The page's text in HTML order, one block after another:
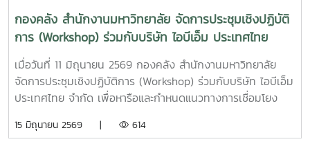
เกี่ยวกับหลักการคำนวณต้นทุนผลผลิต การวิเคราะห์ข้อมูลต้นทุน
และแนวทางการนำข้อมูลต้นทุนไปใช้สนับสนุนการบริหารจัดการ
ทรัพยากรของมหาวิทยาลัยให้เกิดประสิทธิภาพและความคุ้มค่า
สูงสุดส่วนการอบรมภาคบ่ายได้รับเกียรติจาก ผู้ช่วยศาสตราจารย์
ดร.กชพร ศิริโภคากิจ เป็นวิทยากรบรรยายในหัวข้อ “การจัดทำ
รายงานทางการเงิน” เพื่อสร้างความรู้ความเข้าใจเกี่ยวกับหลัก
หน่วยงาน รวมถึงการจัดเตรียมข้อมูลและเอกสารประกอบที่
กองคลัง สำนักงานมหาวิทยาลัย จัดการประชุมเชิงปฏิบัติ
การ (Workshop) ร่วมกับบริษัท ไอบีเอ็ม ประเทศไทย
จำกัด
เมื่อวันที่ 11 มิถุนายน 2569 กองคลัง สำนักงานมหาวิทยาลัย
จัดการประชุมเชิงปฏิบัติการ (Workshop) ร่วมกับบริษัท ไอบีเอ็ม
ประเทศไทย จำกัด เพื่อหารือและกำหนดแนวทางการเชื่อมโยง
พร้อมกำหนดขอบเขตการดำเนินงานในระยะนำร่อง (Pilot) ให้
15 มิถุนายน 2569 | 614